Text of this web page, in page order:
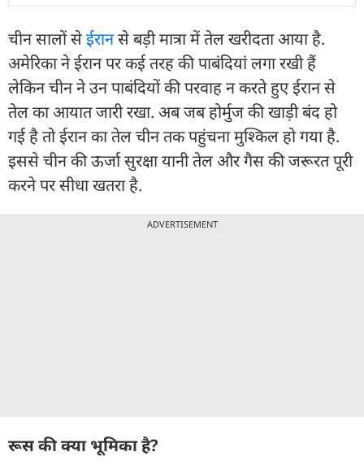
चीन सालों सेईरानसे बड़ी मात्रा में तेल खरीदता आया है.
अमेरिका ने ईरान पर कई तरह की पाबंदियां लगा रखी हैं
लेकिन चीन ने उन पाबंदियों की परवाह न करते हुए ईरान से
तेल का आयात जारी रखा. अब जब होर्मुज की खाड़ी बंद हो
गई है तो ईरान का तेल चीन तक पहुंचना मुश्किल हो गया है.
इससे चीन की ऊर्जा सुरक्षा यानी तेल और गैस की जरूरत पूरी
करने पर सीधा खतरा है.
ADVERTISEMENT
रूस की क्या भूमिका है?